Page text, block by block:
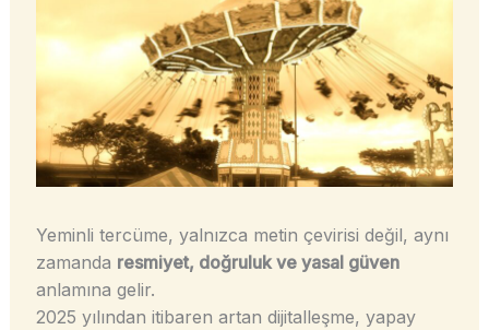
Yeminli tercüme, yalnızca metin çevirisi değil, aynı
zamanda resmiyet, doğruluk ve yasal güven
anlamına gelir.
2025 yılından itibaren artan dijitalleşme, yapay